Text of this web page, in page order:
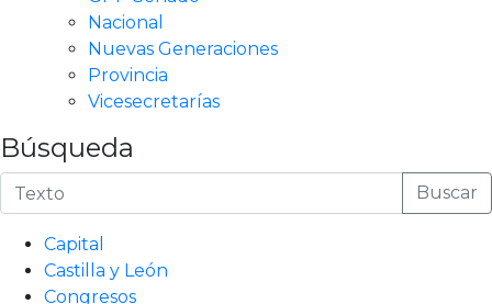
Nacional
Nuevas Generaciones
Provincia
Vicesecretarías
Búsqueda
Buscar
Capital
Castilla y León
Congresos